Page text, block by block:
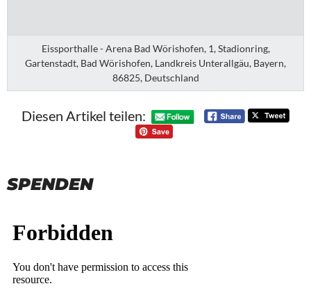
Eissporthalle - Arena Bad Wörishofen, 1, Stadionring,
Gartenstadt, Bad Wörishofen, Landkreis Unterallgäu, Bayern,
86825, Deutschland
Diesen Artikel teilen:
SPENDEN